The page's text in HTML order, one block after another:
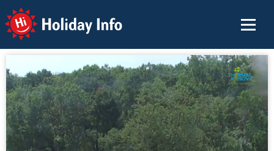
Holiday Info